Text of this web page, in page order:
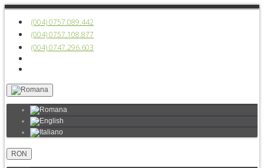
(004) 0757.089.442
(004) 0757.108.877
(004) 0747.296.603
RON